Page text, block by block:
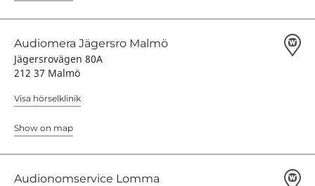
Audiomera Jägersro Malmö
Jägersrovägen 80A
212 37 Malmö
Visa hörselklinik
Show on map
Audionomservice Lomma